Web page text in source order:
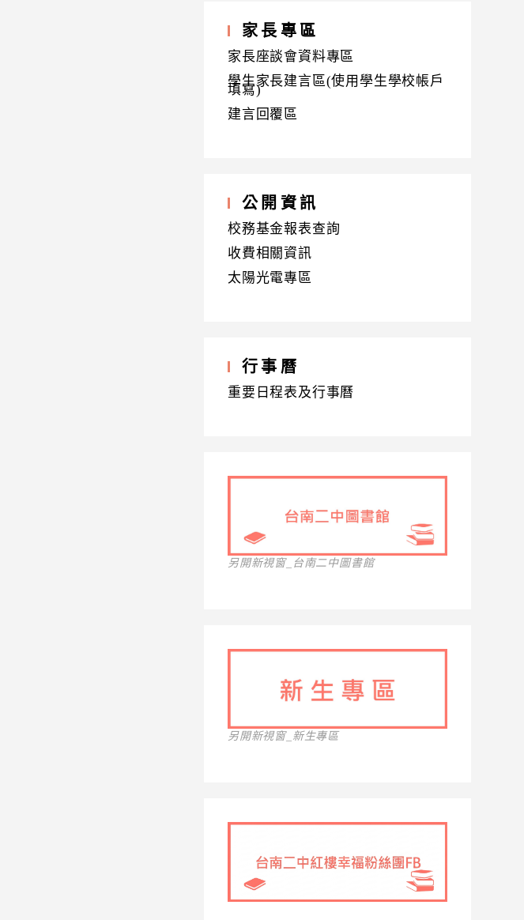
家長專區
家長座談會資料專區
學生家長建言區(使用學生學校帳戶
填寫)
建言回覆區
公開資訊
校務基金報表查詢
收費相關資訊
太陽光電專區
行事曆
重要日程表及行事曆
另開新視窗_台南二中圖書館
另開新視窗_新生專區